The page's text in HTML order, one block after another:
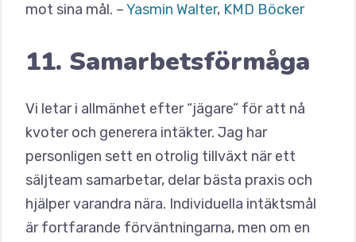
mot sina mål. –Yasmin Walter, KMD Böcker
11. Samarbetsförmåga
Vi letar i allmänhet efter “jägare” för att nå
kvoter och generera intäkter. Jag har
personligen sett en otrolig tillväxt när ett
säljteam samarbetar, delar bästa praxis och
hjälper varandra nära. Individuella intäktsmål
är fortfarande förväntningarna, men om en